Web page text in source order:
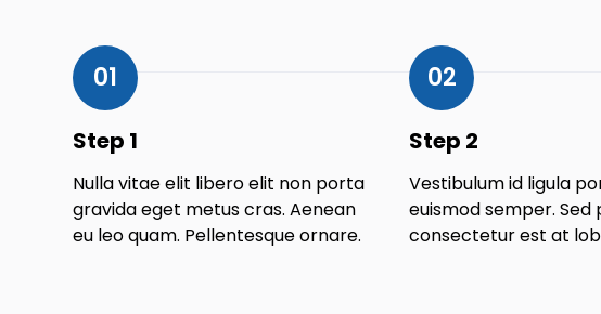
01
Step 1
Nulla vitae elit libero elit non porta
gravida eget metus cras. Aenean
eu leo quam. Pellentesque ornare.
02
Step 2
Vestibulum id ligula
euismod semper. Sed
consectetur est at